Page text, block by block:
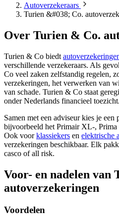
Autoverzekeraars
Turien &#038; Co.
Over Turien & Co.
Turien & Co biedt
verschillende verzekeraars. Als
Co veel zaken zelfstandig regelen,
verzekeringen, het verwerken van
van schade. Turien & Co staat
onder Nederlands financieel toezicht.
Samen met een adviseur kies je
bijvoorbeeld het Primair XL-,
Ook voorklassiekers en elektrische
verzekeringen beschikbaar. Elk
casco of all risk.
Voor- en nadelen van
autoverzekeringen
Voordelen